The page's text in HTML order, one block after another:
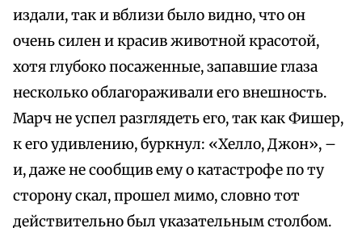
издали, так и вблизи было видно, что он
очень силен и красив животной красотой,
хотя глубоко посаженные, запавшие глаза
несколько облагораживали его внешность.
Марч не успел разглядеть его, так как Фишер,
к его удивлению, буркнул: «Хелло, Джон», –
и, даже не сообщив ему о катастрофе по ту
сторону скал, прошел мимо, словно тот
действительно был указательным столбом.